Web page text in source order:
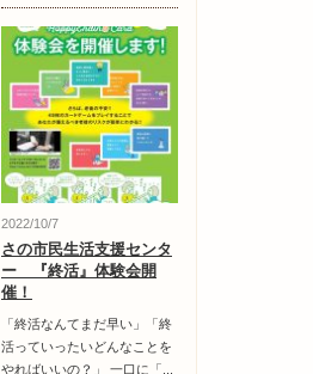
2022/10/7
さの市民生活支援センタ
ー 『終活』体験会開
催！
「終活なんてまだ早い」「終
活っていったいどんなことを
やればいいの？」 一口に「...